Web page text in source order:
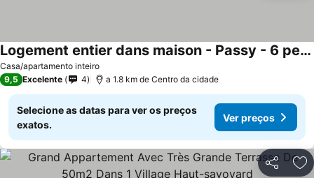
Casa/apartamento inteiro
Logement entier dans maison - Passy - 6 personnes
Ver preços
9,5 Excelente 4 a 1.8 km de Centro da cidade
Selecione as datas para ver os preços
exatos.
Ver preços
Partilhar